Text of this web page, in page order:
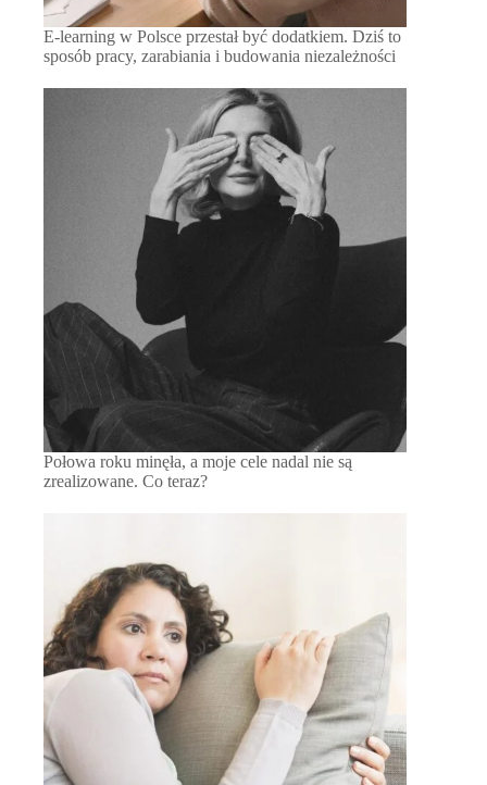
E-learning w Polsce przestał być dodatkiem. Dziś to
sposób pracy, zarabiania i budowania niezależności
Połowa roku minęła, a moje cele nadal nie są
zrealizowane. Co teraz?